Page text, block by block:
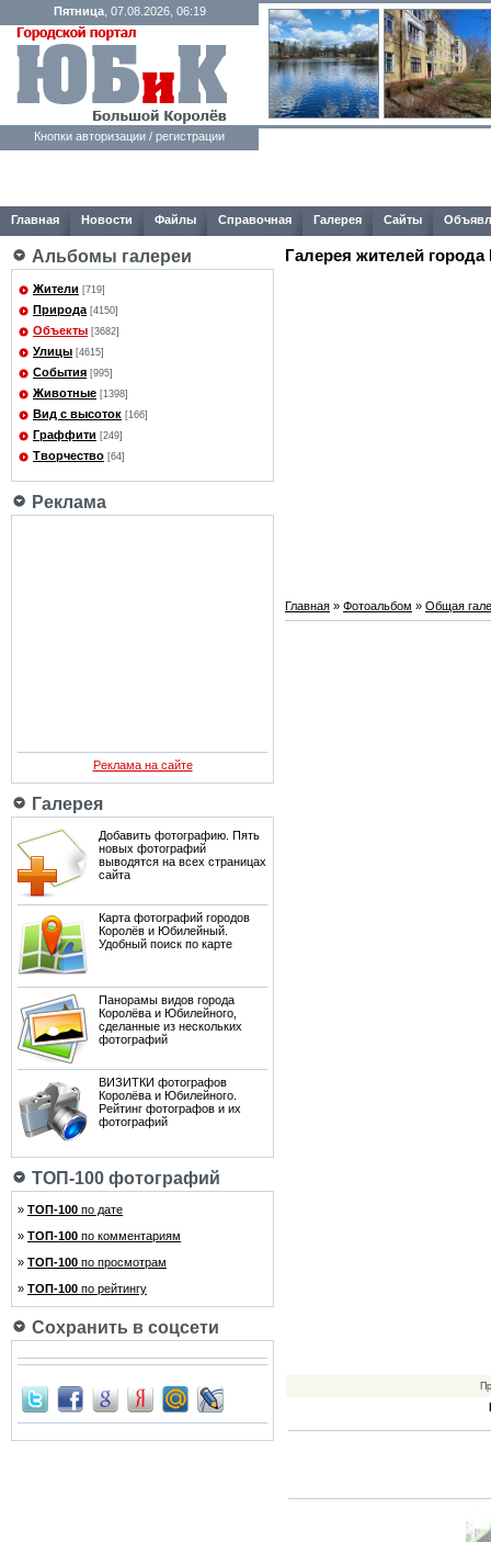
Пятница, 07.08.2026, 06:19
Кнопки авторизации / регистрации
Главная Новости Файлы Справочная Галерея Сайты
Альбомы галереи
Жители [719]
Природа [4150]
Объекты [3682]
Улицы [4615]
События [995]
Животные [1398]
Вид с высоток [166]
Граффити [249]
Творчество [64]
Реклама
Реклама на сайте
Галерея
Добавить фотографию. Пять
новых фотографий
выводятся на всех страницах
сайта
Карта фотографий городов
Королёв и Юбилейный.
Удобный поиск по карте
Панорамы видов города
Королёва и Юбилейного,
сделанные из нескольких
фотографий
ВИЗИТКИ фотографов
Королёва и Юбилейного.
Рейтинг фотографов и их
фотографий
ТОП-100 фотографий
» ТОП-100 по дате
» ТОП-100 по комментариям
» ТОП-100 по просмотрам
» ТОП-100 по рейтингу
Сохранить в соцсети
Галерея жителей города
Главная » Фотоальбом » Общая